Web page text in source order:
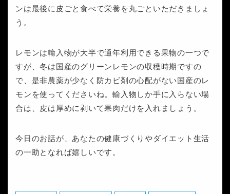
ンは最後に皮ごと食べて栄養を丸ごといただきましょ
う。
レモンは輸入物が大半で通年利用できる果物の一つで
すが、冬は国産のグリーンレモンの収穫時期ですの
で、是非農薬が少なく防カビ剤の心配がない国産のレ
モンを使ってくださいね。輸入物しか手に入らない場
合は、皮は厚めに剥いて果肉だけを入れましょう。
今日のお話が、あなたの健康づくりやダイエット生活
の一助となれば嬉しいです。